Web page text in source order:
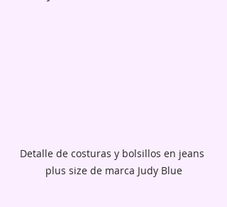
Detalle de costuras y bolsillos en jeans
plus size de marca Judy Blue